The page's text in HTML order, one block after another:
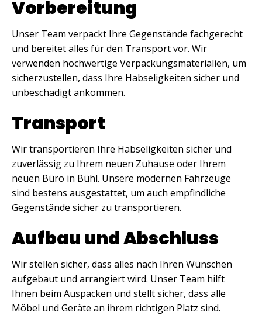
Vorbereitung
Unser Team verpackt Ihre Gegenstände fachgerecht
und bereitet alles für den Transport vor. Wir
verwenden hochwertige Verpackungsmaterialien, um
sicherzustellen, dass Ihre Habseligkeiten sicher und
unbeschädigt ankommen.
Transport
Wir transportieren Ihre Habseligkeiten sicher und
zuverlässig zu Ihrem neuen Zuhause oder Ihrem
neuen Büro in Bühl. Unsere modernen Fahrzeuge
sind bestens ausgestattet, um auch empfindliche
Gegenstände sicher zu transportieren.
Aufbau und Abschluss
Wir stellen sicher, dass alles nach Ihren Wünschen
aufgebaut und arrangiert wird. Unser Team hilft
Ihnen beim Auspacken und stellt sicher, dass alle
Möbel und Geräte an ihrem richtigen Platz sind.